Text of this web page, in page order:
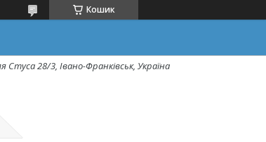
Кошик
Стуса 28/3, Івано-Франківськ, Україна